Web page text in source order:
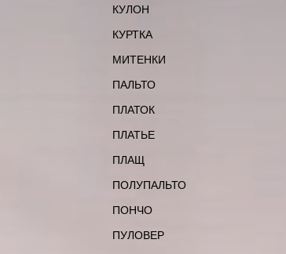
КУЛОН
КУРТКА
МИТЕНКИ
ПАЛЬТО
ПЛАТОК
ПЛАТЬЕ
ПЛАЩ
ПОЛУПАЛЬТО
ПОНЧО
ПУЛОВЕР